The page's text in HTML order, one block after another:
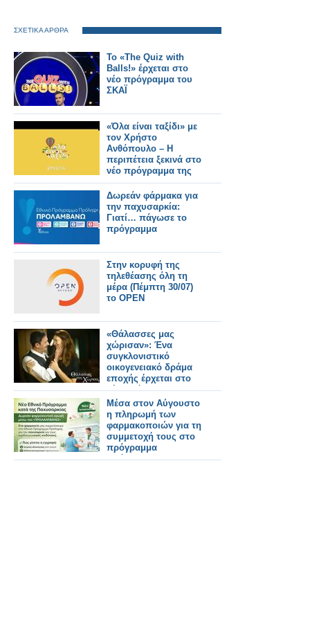
ΣΧΕΤΙΚΑ ΑΡΘΡΑ
Το «The Quiz with
Balls!» έρχεται στο
νέο πρόγραμμα του
ΣΚΑΪ
«Όλα είναι ταξίδι» με
τον Χρήστο
Ανθόπουλο – Η
περιπέτεια ξεκινά στο
νέο πρόγραμμα της
ΕΡΤ
Δωρεάν φάρμακα για
την παχυσαρκία:
Γιατί… πάγωσε το
πρόγραμμα
Στην κορυφή της
τηλεθέασης όλη τη
μέρα (Πέμπτη 30/07)
το OPEN
«Θάλασσες μας
χώρισαν»: Ένα
συγκλονιστικό
οικογενειακό δράμα
εποχής έρχεται στο
νέο πρόγραμμα της
ΕΡΤ
Μέσα στον Αύγουστο
η πληρωμή των
φαρμακοποιών για τη
συμμετοχή τους στο
πρόγραμμα
πρόληψης της